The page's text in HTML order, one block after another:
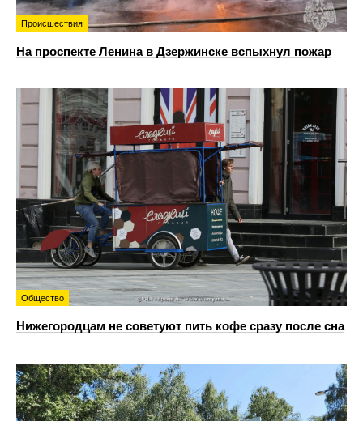
Происшествия
На проспекте Ленина в Дзержинске вспыхнул пожар
Общество
Нижегородцам не советуют пить кофе сразу после сна